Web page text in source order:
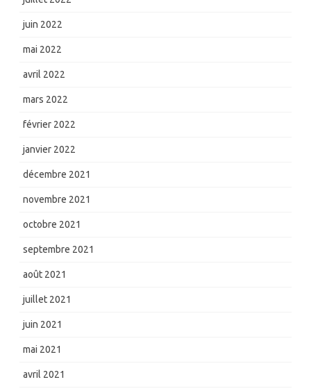
juin 2022
mai 2022
avril 2022
mars 2022
février 2022
janvier 2022
décembre 2021
novembre 2021
octobre 2021
septembre 2021
août 2021
juillet 2021
juin 2021
mai 2021
avril 2021